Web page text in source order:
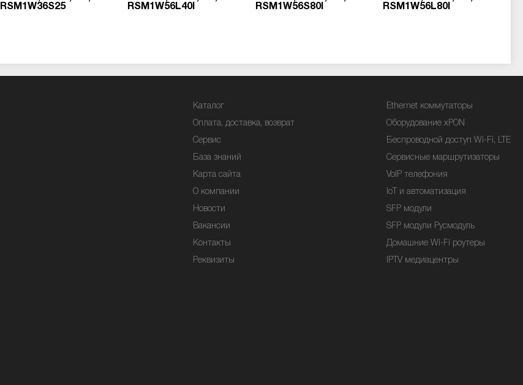
RSM1W36S25
RSM1W56L40I
RSM1W56S80I
RSM1W56L80I
Каталог
Оплата, доставка, возврат
Сервис
База знаний
Карта сайта
О компании
Новости
Вакансии
Контакты
Реквизиты
Ethernet коммутаторы
Оборудование xPON
Беспроводной доступ Wi-Fi, LTE
Сервисные маршрутизаторы
VoIP телефония
IoT и автоматизация
SFP модули
SFP модули Русмодуль
Домашние Wi-Fi роутеры
IPTV медиацентры